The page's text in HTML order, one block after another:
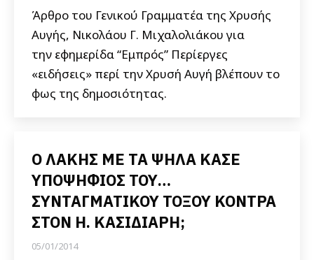
Άρθρο του Γενικού Γραμματέα της Χρυσής
Αυγής, Νικολάου Γ. Μιχαλολιάκου για
την εφημερίδα “Εμπρός” Περίεργες
«ειδήσεις» περί την Χρυσή Αυγή βλέπουν το
φως της δημοσιότητας.
Ο ΛΑΚΗΣ ΜΕ ΤΑ ΨΗΛΑ ΚΑΣΕ
ΥΠΟΨΗΦΙΟΣ ΤΟΥ…
ΣΥΝΤΑΓΜΑΤΙΚΟΥ ΤΟΞΟΥ ΚΟΝΤΡΑ
ΣΤΟΝ Η. ΚΑΣΙΔΙΑΡΗ;
05/01/2014